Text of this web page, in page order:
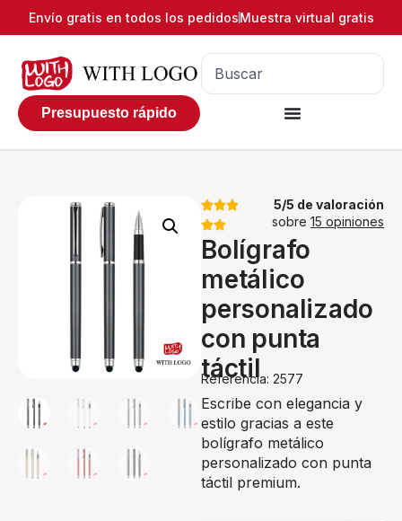
Envío gratis en todos los pedidosMuestra virtual gratis
Presupuesto rápido
5/5 de valoración
sobre 15 opiniones
Bolígrafo
metálico
personalizado
con punta
táctil
Referencia: 2577
Escribe con elegancia y
estilo gracias a este
bolígrafo metálico
personalizado con punta
táctil premium.